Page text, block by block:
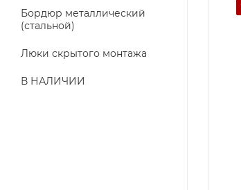
Бордюр металлический
(стальной)
Люки скрытого монтажа
В НАЛИЧИИ